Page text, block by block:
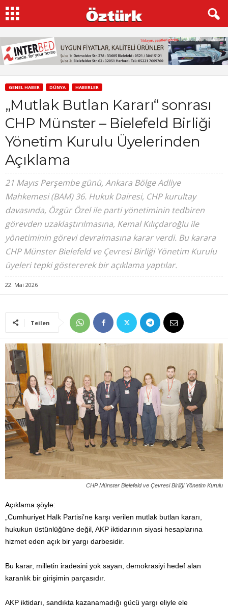
GENEL HABER DÜNYA HABERLER
„Mutlak Butlan Kararı“ sonrası
CHP Münster – Bielefeld Birliği
Yönetim Kurulu Üyelerinden
Açıklama
21 Mayıs Perşembe günü, Ankara Bölge Adliye
Mahkemesi (BAM) 36. Hukuk Dairesi, CHP kurultay
davasında, Özgür Özel ile parti yönetiminin tedbiren
görevden uzaklaştırılmasına, Kemal Kılıçdaroğlu ile
yönetiminin görevi devralmasına karar verdi. Bu karara
CHP Münster Bielefeld ve Çevresi Birliği Yönetim Kurulu
üyeleri tepki göstererek bir açıklama yaptılar.
22. Mai 2026
Teilen
CHP Münster Bielefeld ve Çevresi Birliği Yönetim Kurulu
Açıklama şöyle:
„Cumhuriyet Halk Partisi’ne karşı verilen mutlak butlan kararı,
hukukun üstünlüğüne değil, AKP iktidarının siyasi hesaplarına
hizmet eden açık bir yargı darbesidir.
Bu karar, milletin iradesini yok sayan, demokrasiyi hedef alan
karanlık bir girişimin parçasıdır.
AKP iktidarı, sandıkta kazanamadığı gücü yargı eliyle ele